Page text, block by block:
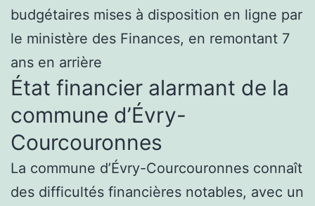
budgétaires mises à disposition en ligne par
le ministère des Finances, en remontant 7
ans en arrière
État financier alarmant de la
commune d’Évry-
Courcouronnes
La commune d’Évry-Courcouronnes connaît
des difficultés financières notables, avec un